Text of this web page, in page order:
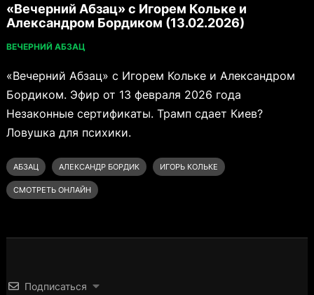
«Вечерний Абзац» с Игорем Кольке и
Александром Бордиком (13.02.2026)
ВЕЧЕРНИЙ АБЗАЦ
«Вечерний Абзац» с Игорем Кольке и Александром
Бордиком. Эфир от 13 февраля 2026 года
Незаконные сертификаты. Трамп сдает Киев?
Ловушка для психики.
АБЗАЦ АЛЕКСАНДР БОРДИК ИГОРЬ КОЛЬКЕ
СМОТРЕТЬ ОНЛАЙН
Подписаться